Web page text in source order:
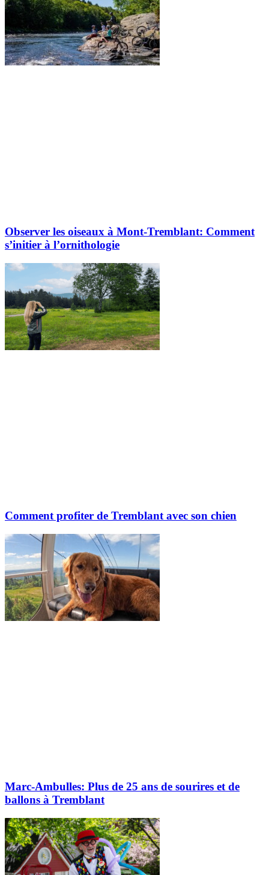
Observer les oiseaux à Mont-Tremblant: Comment
s’initier à l’ornithologie
Comment profiter de Tremblant avec son chien
Marc-Ambulles: Plus de 25 ans de sourires et de
ballons à Tremblant